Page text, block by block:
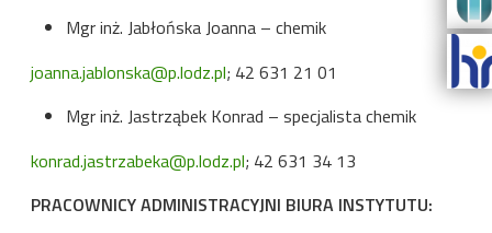
Mgr inż. Jabłońska Joanna – chemik
joanna.jablonska@p.lodz.pl; 42 631 21 01
Mgr inż. Jastrząbek Konrad – specjalista chemik
konrad.jastrzabeka@p.lodz.pl; 42 631 34 13
PRACOWNICY ADMINISTRACYJNI BIURA INSTYTUTU: